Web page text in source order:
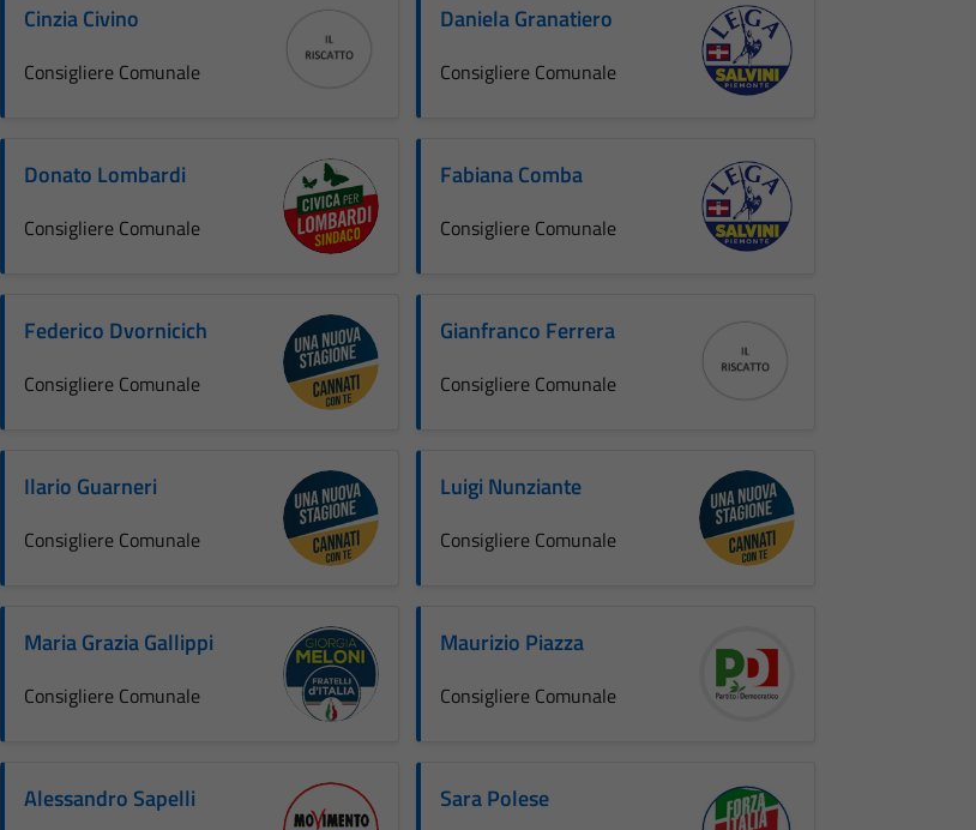
Cinzia Civino
Consigliere Comunale
Daniela Granatiero
Consigliere Comunale
Donato Lombardi
Consigliere Comunale
Fabiana Comba
Consigliere Comunale
Federico Dvornicich
Consigliere Comunale
Gianfranco Ferrera
Consigliere Comunale
Ilario Guarneri
Consigliere Comunale
Luigi Nunziante
Consigliere Comunale
Maria Grazia Gallippi
Consigliere Comunale
Maurizio Piazza
Consigliere Comunale
Alessandro Sapelli Sara Polese